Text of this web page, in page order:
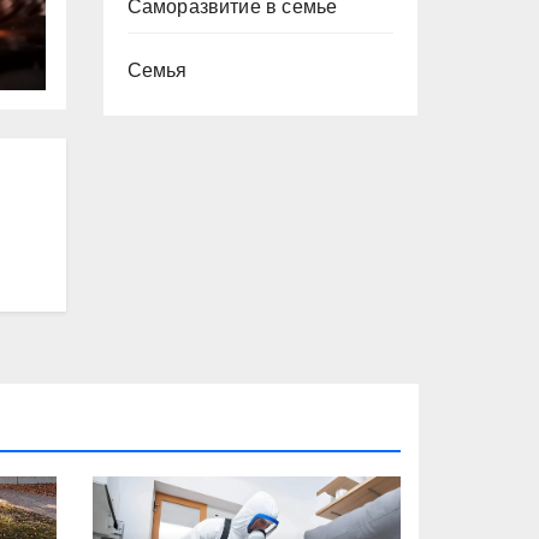
Саморазвитие в семье
Семья